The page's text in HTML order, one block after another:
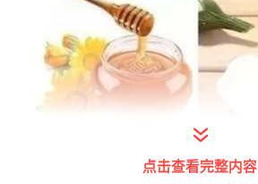
点击查看完整内容